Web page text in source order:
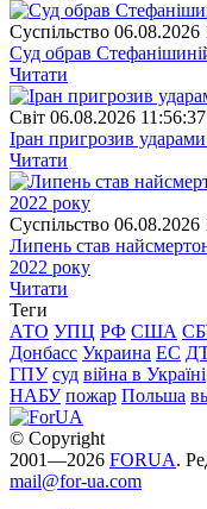
Суспiльство 06.08.2026
Суд обрав
Читати
Свiт 06.08.2026 11:56:37
Іран пригрозив
Читати
Суспiльство 06.08.2026
Липень став
2022 року
Читати
Теги
АТО УПЦ РФ США
Донбасс Украина ЕС
ГПУ суд війна в Україні
НАБУ пожар Польша
© Copyright
2001—2026 FORUA.
mail@for-ua.com